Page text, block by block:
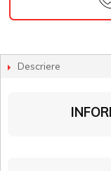
Descriere